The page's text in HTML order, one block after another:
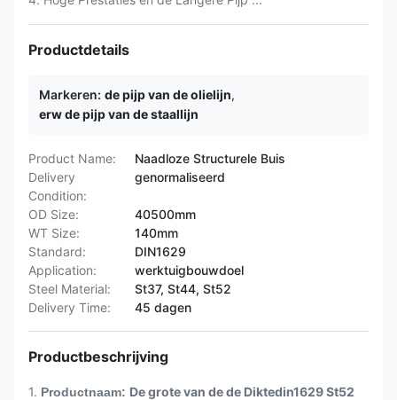
Productdetails
Markeren: de pijp van de olielijn,
erw de pijp van de staallijn
Product Name:
Naadloze Structurele Buis
Delivery
Condition:
genormaliseerd
OD Size:
40500mm
WT Size:
140mm
Standard:
DIN1629
Application:
werktuigbouwdoel
Steel Material:
St37, St44, St52
Delivery Time:
45 dagen
Productbeschrijving
1. Productnaam: De grote van de de Diktedin1629 St52